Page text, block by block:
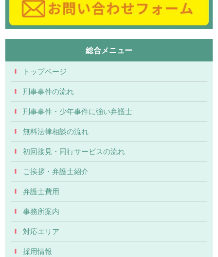
総合メニュー
トップページ
刑事事件の流れ
刑事事件・少年事件に強い弁護士
無料法律相談の流れ
初回接見・同行サービスの流れ
ご挨拶・弁護士紹介
弁護士費用
事務所案内
対応エリア
採用情報